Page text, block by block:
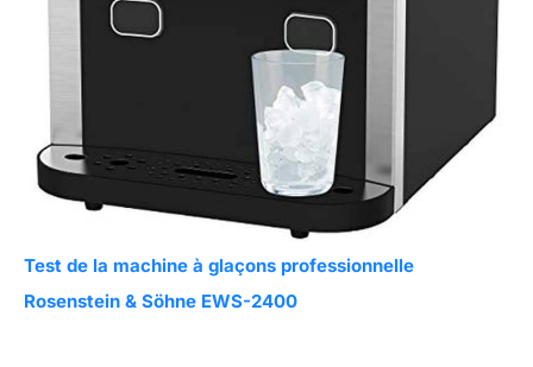
Test de la machine à glaçons professionnelle
Rosenstein & Söhne EWS-2400